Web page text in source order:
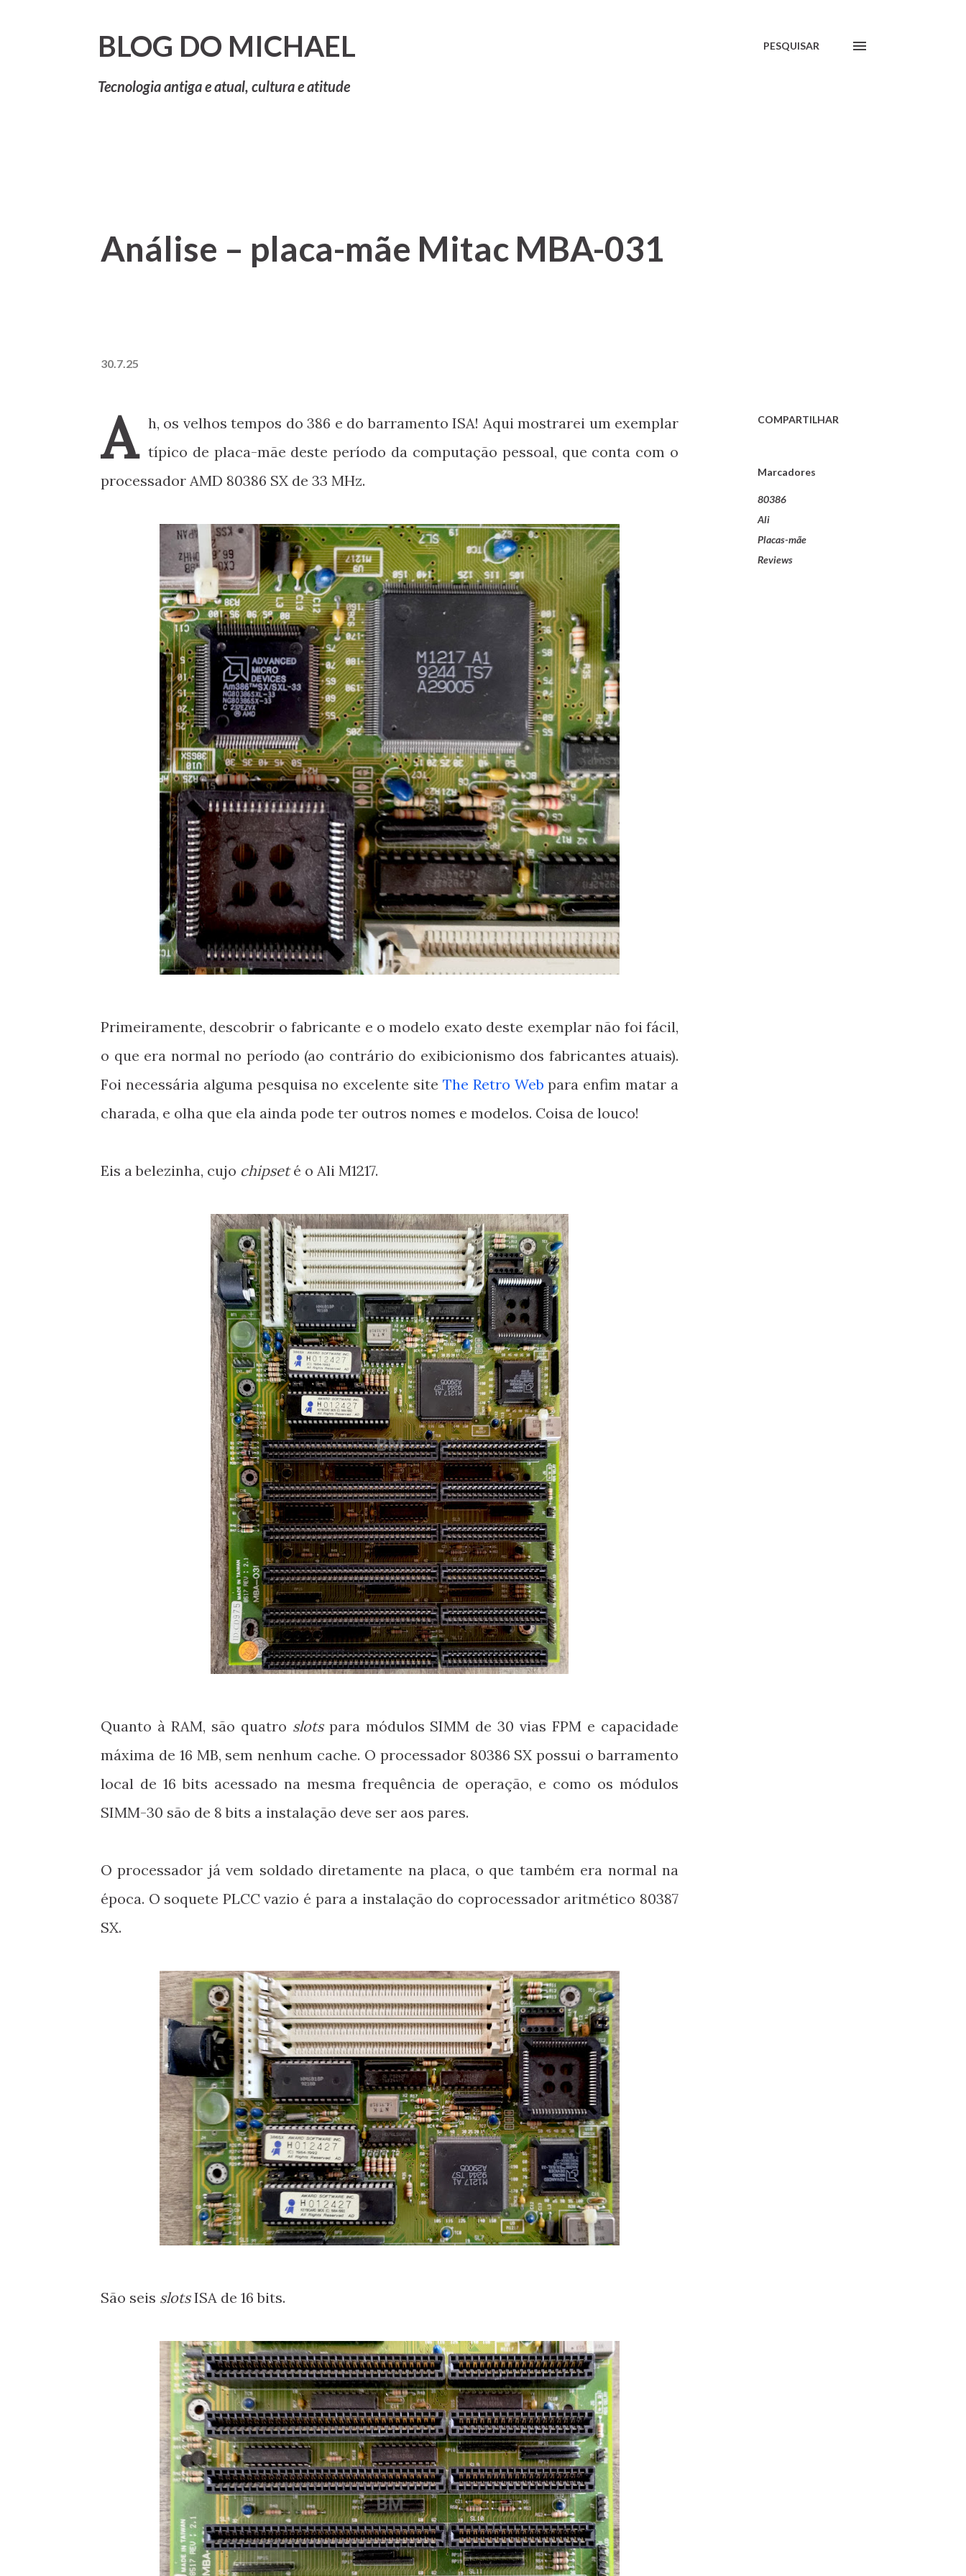
BLOG DO MICHAEL
Tecnologia antiga e atual, cultura e atitude
PESQUISAR
Análise – placa-mãe Mitac MBA-031
30.7.25
A
h, os velhos tempos do 386 e do barramento ISA! Aqui mostrarei um exemplar
típico de placa-mãe deste período da computação pessoal, que conta com o
processador AMD 80386 SX de 33 MHz.
Primeiramente, descobrir o fabricante e o modelo exato deste exemplar não foi fácil,
o que era normal no período (ao contrário do exibicionismo dos fabricantes atuais).
Foi necessária alguma pesquisa no excelente site The Retro Web para enfim matar a
charada, e olha que ela ainda pode ter outros nomes e modelos. Coisa de louco!
Eis a belezinha, cujo chipseté o Ali M1217.
Quanto à RAM, são quatro slotspara módulos SIMM de 30 vias FPM e capacidade
máxima de 16 MB, sem nenhum cache. O processador 80386 SX possui o barramento
local de 16 bits acessado na mesma frequência de operação, e como os módulos
SIMM-30 são de 8 bits a instalação deve ser aos pares.
O processador já vem soldado diretamente na placa, o que também era normal na
época. O soquete PLCC vazio é para a instalação do coprocessador aritmético 80387
SX.
São seis slotsISA de 16 bits.
COMPARTILHAR
Marcadores
80386
Ali
Placas-mãe
Reviews